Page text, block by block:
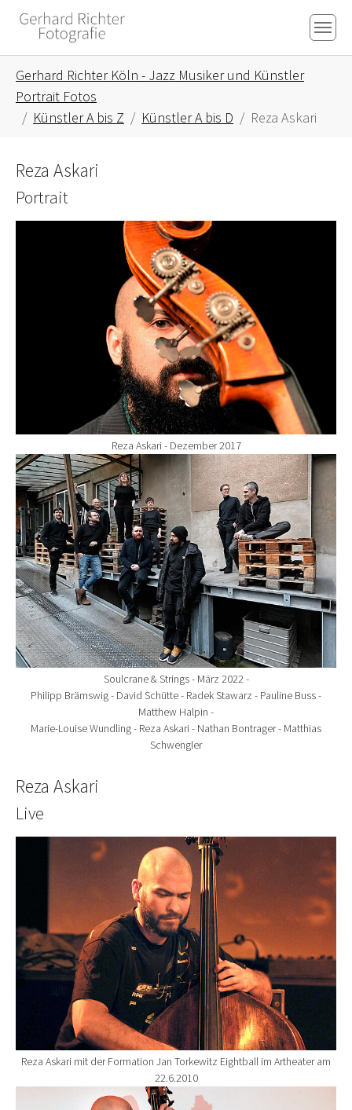
Skip to main content
Skip to page footer
Gerhard Richter Köln - Jazz Musiker und Künstler
Portrait Fotos
Künstler A bis Z
Künstler A bis D Reza Askari
Reza Askari
Portrait
Show larger version for:
Reza Askari - Dezember 2017
Show larger version for:
Soulcrane & Strings - März 2022 -
Philipp Brämswig - David Schütte - Radek Stawarz - Pauline Buss -
Matthew Halpin -
Marie-Louise Wundling - Reza Askari - Nathan Bontrager - Matthias
Schwengler
Reza Askari
Live
Show larger version for:
Reza Askari mit der Formation Jan Torkewitz Eightball im Artheater am
22.6.2010
Show larger version for: